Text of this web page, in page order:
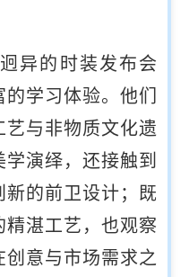
异的时装发布会
学习体验。他们
艺与非物质文化遗
演绎，还接触到
新的前卫设计；既
湛工艺，也观察
创意与市场需求之